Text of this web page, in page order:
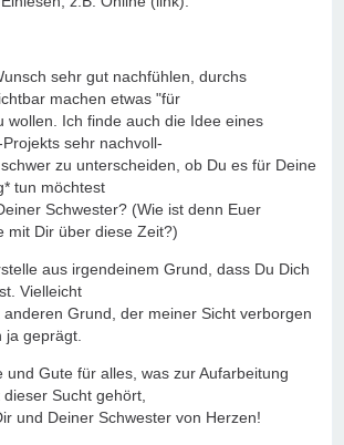
sehr gut nachfühlen, durchs
machen etwas "für
wollen. Ich finde auch die Idee eines
sehr nachvoll-
zu unterscheiden, ob Du es für Deine
tun möchtest
Schwester? (Wie ist denn Euer
mit Dir über diese Zeit?)
aus irgendeinem Grund, dass Du Dich
Vielleicht
Grund, der meiner Sicht verborgen
ja geprägt.
und Gute für alles, was zur Aufarbeitung
Sucht gehört,
und Deiner Schwester von Herzen!